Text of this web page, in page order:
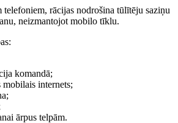
rācijas nodrošina tūlītēju saziņu
neizmantojot mobilo tīklu.
komandā;
mobilais internets;
ārpus telpām.